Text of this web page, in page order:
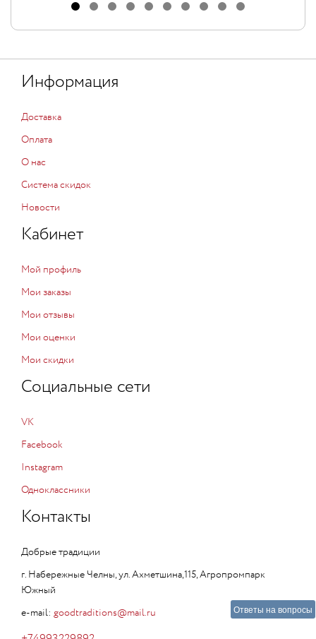
Информация
Доставка
Оплата
О нас
Система скидок
Новости
Кабинет
Мой профиль
Мои заказы
Мои отзывы
Мои оценки
Мои скидки
Социальные сети
VK
Facebook
Instagram
Одноклассники
Контакты
Добрые традиции
г. Набережные Челны, ул. Ахметшина,115, Агропромпарк
Южный
e-mail: goodtraditions@mail.ru Ответы на вопросы